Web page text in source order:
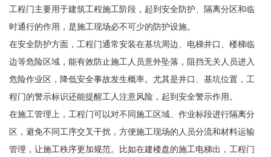
工程门主要用于建筑工程施工阶段，起到安全防护、隔离分区和临
时通行的作用，是施工现场必不可少的防护设施。
在安全防护方面，工程门通常安装在基坑周边、电梯井口、楼梯临
边等危险区域，能有效防止施工人员意外坠落，阻挡无关人员进入
危险作业区，降低安全事故发生概率。尤其是井口、基坑位置，工
程门的警示标识还能提醒工人注意风险，起到安全警示作用。
在施工管理上，工程门可以对不同施工区域、作业标段进行隔离分
区，避免不同工序交叉干扰，方便施工现场的人员分流和材料运输
管理，让施工秩序更加规范。比如在建楼盘的施工电梯出，工程门